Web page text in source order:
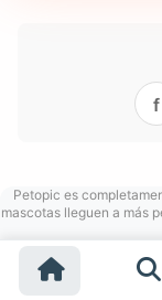
f
Petopic es
mascotas lleguen a más